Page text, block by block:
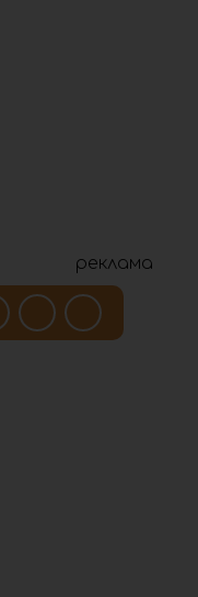
реклама